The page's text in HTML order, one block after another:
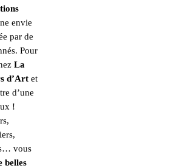
envie
par de
Pour
La
d’Art et
d’une
!
vous
belles